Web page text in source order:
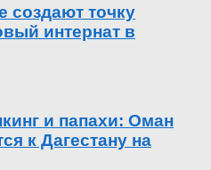
создают точку
интернат в
и папахи: Оман
к Дагестану на